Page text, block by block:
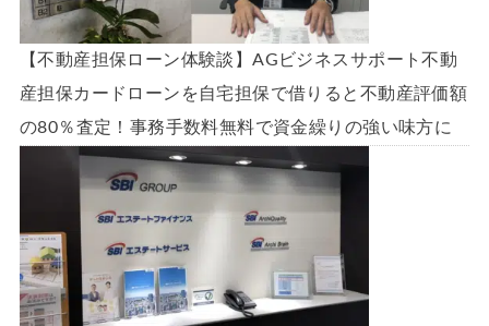
【不動産担保ローン体験談】AGビジネスサポート不動
産担保カードローンを自宅担保で借りると不動産評価額
の80％査定！事務手数料無料で資金繰りの強い味方に